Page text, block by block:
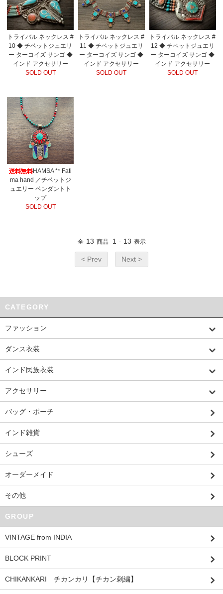
トライバル ネックレス #
10 ◆ チベットジュエリ
ー ターコイズ サンゴ ◆
インド アクセサリー
SOLD OUT
トライバル ネックレス #
11 ◆ チベットジュエリ
ー ターコイズ サンゴ ◆
インド アクセサリー
SOLD OUT
トライバル ネックレス #
12 ◆ チベットジュエリ
ー ターコイズ サンゴ ◆
インド アクセサリー
SOLD OUT
HAMSA ** Fati
ma hand ／チベットジ
ュエリー ペンダントト
ップ
SOLD OUT
全 13 商品 1 - 13 表示
< Prev Next >
CATEGORY
ファッション
ダンス衣装
インド民族衣装
アクセサリー
バッグ・ポーチ
インド雑貨
シューズ
オーダーメイド
その他
GROUP
VINTAGE from INDIA
BLOCK PRINT
CHIKANKARI チカンカリ【チカン刺繍】